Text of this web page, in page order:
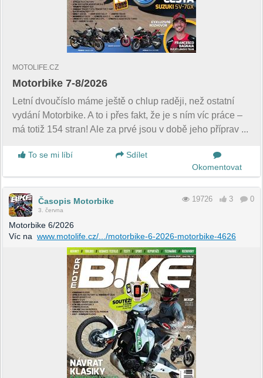
MOTOLIFE.CZ
Motorbike 7-8/2026
Letní dvoučíslo máme ještě o chlup raději, než ostatní
vydání Motorbike. A to i přes fakt, že je s ním víc práce –
má totiž 154 stran! Ale za prvé jsou v době jeho příprav ...
To se mi líbí
Sdílet
Okomentovat
Časopis Motorbike
3. června
19726 3 0
Motorbike 6/2026
Víc na www.motolife.cz/.../motorbike-6-2026-motorbike-4626